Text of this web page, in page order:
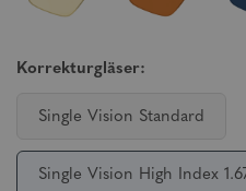
Korrekturgläser:
Single Vision Standard
Single Vision High Index